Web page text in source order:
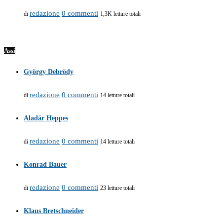
di redazione 0 commenti 1,3K letture totali
Assi
György Debrödy
di redazione 0 commenti 14 letture totali
Aladár Heppes
di redazione 0 commenti 14 letture totali
Konrad Bauer
di redazione 0 commenti 23 letture totali
Klaus Bretschneider